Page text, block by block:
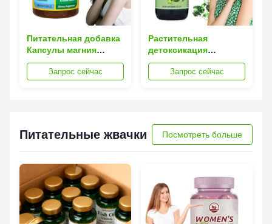
Питательная добавка
Капсулы магния
поддерживают
расслабление мышц
Запрос сейчас
Растительная
детоксикация
хлорофилла жидкая
капля внутреннее
Запрос сейчас
Питательные жвачки Посмотреть больше